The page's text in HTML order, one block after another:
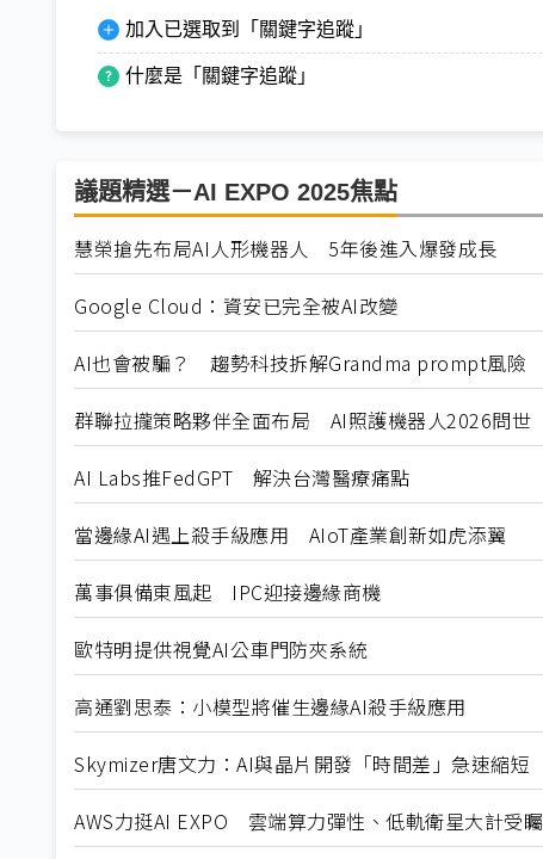
加入已選取到「關鍵字追蹤」
什麼是「關鍵字追蹤」
議題精選－AI EXPO 2025焦點
慧榮搶先布局AI人形機器人 5年後進入爆發成長
Google Cloud：資安已完全被AI改變
AI也會被騙？ 趨勢科技拆解Grandma prompt風險
群聯拉攏策略夥伴全面布局 AI照護機器人2026問世
AI Labs推FedGPT 解決台灣醫療痛點
當邊緣AI遇上殺手級應用 AIoT產業創新如虎添翼
萬事俱備東風起 IPC迎接邊緣商機
歐特明提供視覺AI公車門防夾系統
高通劉思泰：小模型將催生邊緣AI殺手級應用
Skymizer唐文力：AI與晶片開發「時間差」急速縮短
AWS力挺AI EXPO 雲端算力彈性、低軌衛星大計受矚